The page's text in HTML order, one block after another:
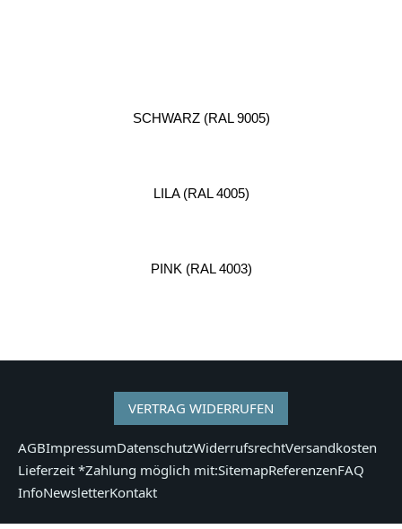
SCHWARZ (RAL 9005)
LILA (RAL 4005)
PINK (RAL 4003)
VERTRAG WIDERRUFEN
AGBImpressumDatenschutzWiderrufsrechtVersandkosten
Lieferzeit *Zahlung möglich mit:SitemapReferenzenFAQ
InfoNewsletterKontakt